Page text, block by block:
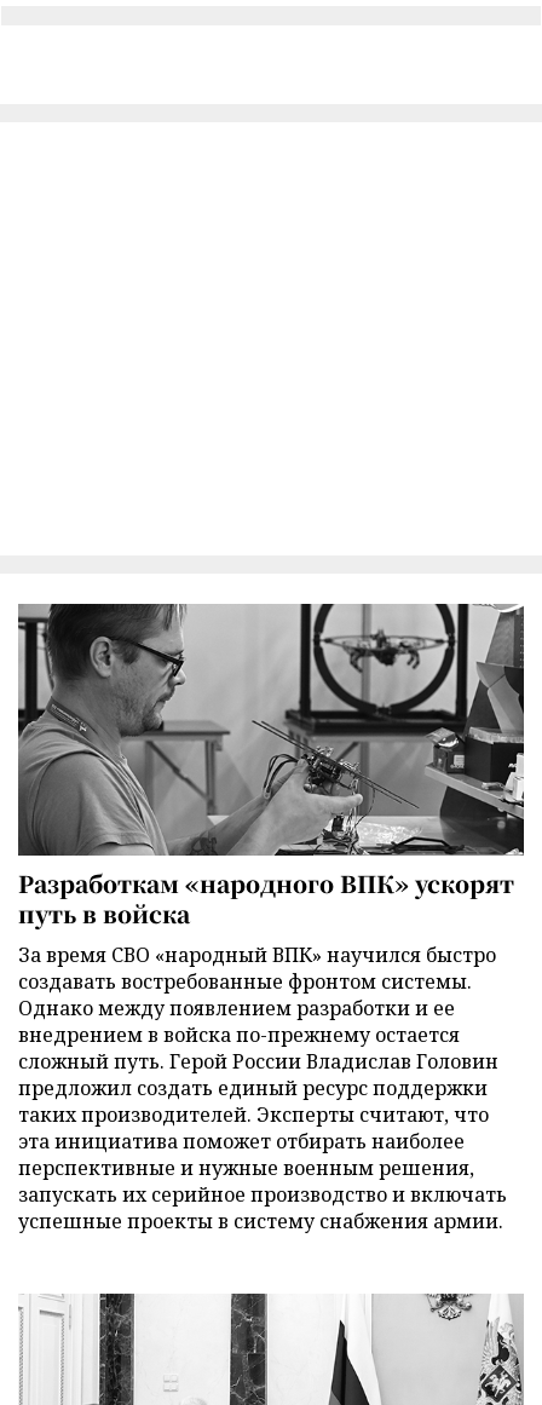
Разработкам «народного ВПК» ускорят
путь в войска
За время СВО «народный ВПК» научился быстро
создавать востребованные фронтом системы.
Однако между появлением разработки и ее
внедрением в войска по-прежнему остается
сложный путь. Герой России Владислав Головин
предложил создать единый ресурс поддержки
таких производителей. Эксперты считают, что
эта инициатива поможет отбирать наиболее
перспективные и нужные военным решения,
запускать их серийное производство и включать
успешные проекты в систему снабжения армии.